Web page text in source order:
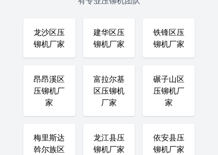
龙沙区压
铆机厂家
建华区压
铆机厂家
铁锋区压
铆机厂家
昂昂溪区
压铆机厂
家
富拉尔基
区压铆机
厂家
碾子山区
压铆机厂
家
梅里斯达
斡尔族区
龙江县压
铆机厂家
依安县压
铆机厂家